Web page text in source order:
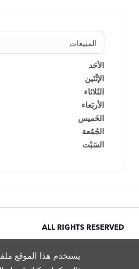
يستخدم هذا الموقع
المبيعات
الأحَد
الإثْنَين
الثَلاثاء
الأربَعاء
الخَميس
الجُمُعة
السَبْت
ALL RIGHTS RESERVED